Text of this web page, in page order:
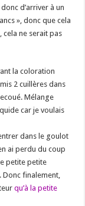
d’arriver à un
», donc que cela
cela ne serait pas
la coloration
2 cuillères dans
Mélange
car je voulais
dans le goulot
ai perdu du coup
petite petite
finalement,
qu’à la petite